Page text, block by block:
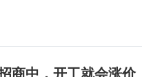
商中，开工就会涨